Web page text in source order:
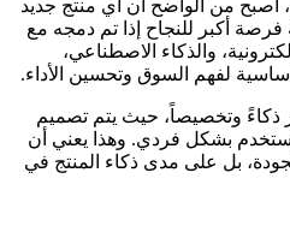
من الواضح أن أي منتج جديد
فرصة أكبر للنجاح إذا تم دمجه مع
والذكاء الاصطناعي،
لفهم السوق وتحسين الأداء.
ذكاءً وتخصيصاً، حيث يتم تصميم
بشكل فردي. وهذا يعني أن
بل على مدى ذكاء المنتج في